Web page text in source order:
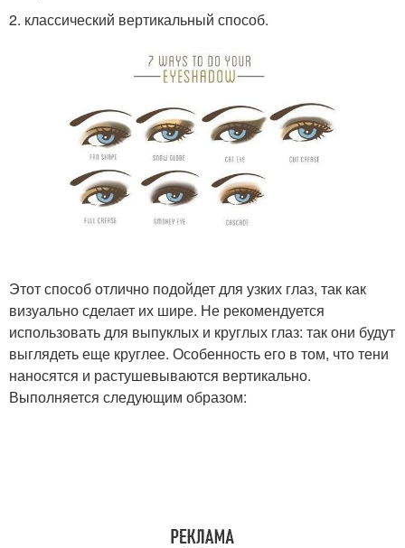
2. классический вертикальный способ.
Этот способ отлично подойдет для узких глаз, так как
визуально сделает их шире. Не рекомендуется
использовать для выпуклых и круглых глаз: так они будут
выглядеть еще круглее. Особенность его в том, что тени
наносятся и растушевываются вертикально.
Выполняется следующим образом: